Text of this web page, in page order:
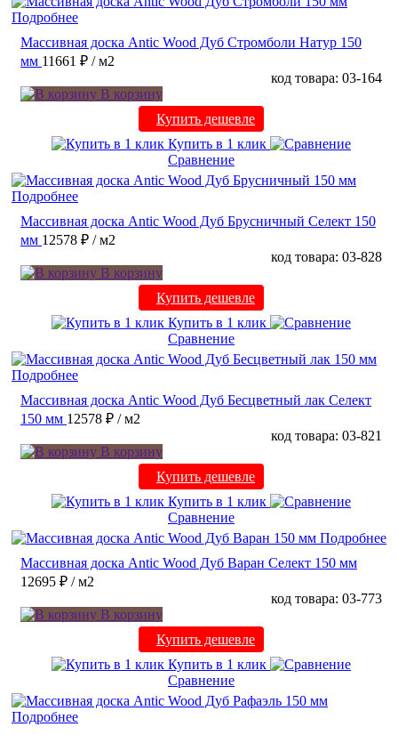
Подробнее
Массивная доска Antic Wood Дуб Стромболи Натур 150
мм 11661 ₽ / м2
код товара: 03-164
В корзину
Купить дешевле
Купить в 1 клик
Сравнение
Подробнее
Массивная доска Antic Wood Дуб Брусничный Селект 150
мм 12578 ₽ / м2
код товара: 03-828
В корзину
Купить дешевле
Купить в 1 клик
Сравнение
Подробнее
Массивная доска Antic Wood Дуб Бесцветный лак Селект
150 мм 12578 ₽ / м2
код товара: 03-821
В корзину
Купить дешевле
Купить в 1 клик
Сравнение
Подробнее
Массивная доска Antic Wood Дуб Варан Селект 150 мм
12695 ₽ / м2
код товара: 03-773
В корзину
Купить дешевле
Купить в 1 клик
Сравнение
Подробнее